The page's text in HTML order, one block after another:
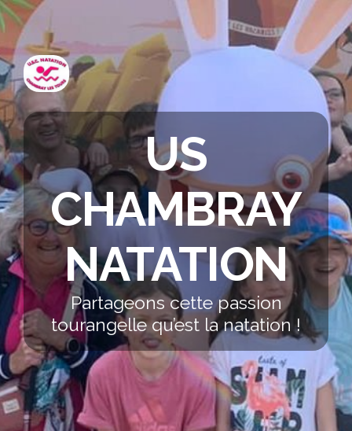
US
CHAMBRAY
NATATION
Partageons cette passion
tourangelle qu’est la natation !